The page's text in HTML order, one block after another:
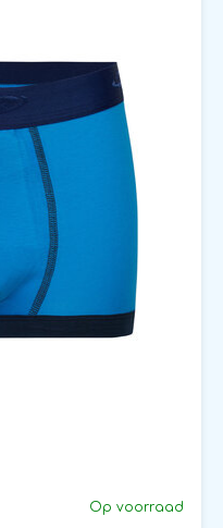
Op voorraad